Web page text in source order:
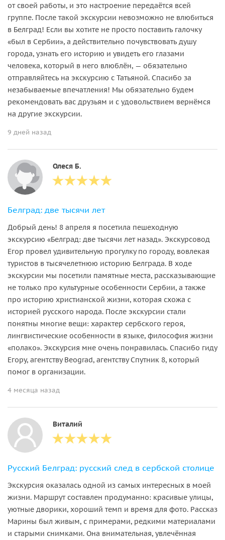
от своей работы, и это настроение передаётся всей
группе. После такой экскурсии невозможно не влюбиться
в Белград! Если вы хотите не просто поставить галочку
«был в Сербии», а действительно почувствовать душу
города, узнать его историю и увидеть его глазами
человека, который в него влюблён, — обязательно
отправляйтесь на экскурсию с Татьяной. Спасибо за
незабываемые впечатления! Мы обязательно будем
рекомендовать вас друзьям и с удовольствием вернёмся
на другие экскурсии.
9 дней назад
Олеся Б.
Белград: две тысячи лет
Добрый день! 8 апреля я посетила пешеходную
экскурсию «Белград: две тысячи лет назад». Экскурсовод
Егор провел удивительную прогулку по городу, вовлекая
туристов в тысячелетнюю историю Белграда. В ходе
экскурсии мы посетили памятные места, рассказывающие
не только про культурные особенности Сербии, а также
про историю христианской жизни, которая схожа с
историей русского народа. После экскурсии стали
понятны многие вещи: характер сербского героя,
лингвистические особенности в языке, философия жизни
«полако». Экскурсия мне очень понравилась. Спасибо гиду
Егору, агентству Beograd, агентству Спутник 8, который
помог в организации.
4 месяца назад
Виталий
Русский Белград: русский след в сербской столице
Экскурсия оказалась одной из самых интересных в моей
жизни. Маршрут составлен продуманно: красивые улицы,
уютные дворики, хороший темп и время для фото. Рассказ
Марины был живым, с примерами, редкими материалами
и старыми снимками. Она внимательная, увлечённая